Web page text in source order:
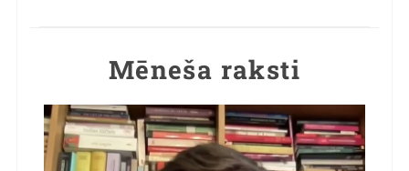
Mēneša raksti